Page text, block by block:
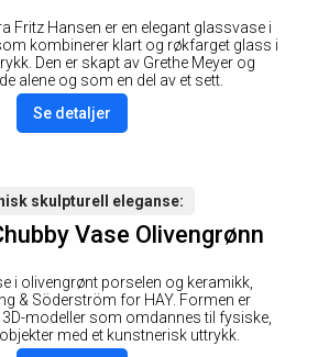
Fritz Hansen er en elegant glassvase i
kombinerer klart og røkfarget glass i
Den er skapt av Grethe Meyer og
alene og som en del av et sett.
Se detaljer
skulpturell eleganse
Vase Olivengrønn
i olivengrønt porselen og keramikk,
& Söderström for HAY. Formen er
modeller som omdannes til fysiske,
med et kunstnerisk uttrykk.